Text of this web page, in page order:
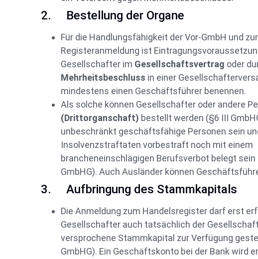
2. Bestellung der Organe
Für die Handlungsfähigkeit der Vor-GmbH und zur
Registeranmeldung ist
Gesellschafter im Gesellschaftsvertrag oder
Mehrheitsbeschluss in einer
mindestens einen Geschäftsführer benennen.
Als solche können Gesellschafter oder andere
(Drittorganschaft) bestellt werden (§6 III
unbeschränkt geschäftsfähige Personen sein
Insolvenzstraftaten vorbestraft noch mit einem
brancheneinschlägigen Berufsverbot belegt sein
GmbHG). Auch Ausländer können
3. Aufbringung des Stammkapitals
Die Anmeldung zum Handelsregister darf erst
Gesellschafter auch tatsächlich der
versprochene Stammkapital zur Verfügung
GmbHG). Ein Geschäftskonto bei der Bank wird